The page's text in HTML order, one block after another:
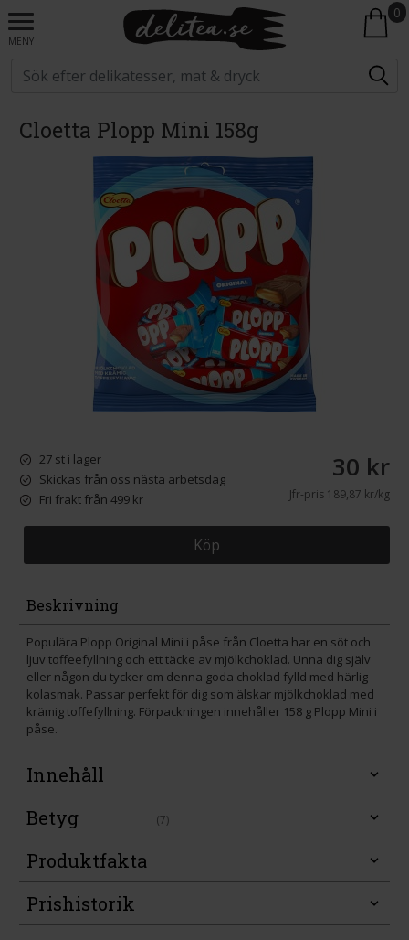
MENY
0
Cloetta Plopp Mini 158g
27 st i lager
Skickas från oss nästa arbetsdag
Fri frakt från 499 kr
30 kr
Jfr-pris189,87 kr/kg
Köp
Beskrivning
Populära Plopp Original Mini i påse från Cloetta har en söt och
ljuv toffeefyllning och ett täcke av mjölkchoklad. Unna dig själv
eller någon du tycker om denna goda choklad fylld med härlig
kolasmak. Passar perfekt för dig som älskar mjölkchoklad med
krämig toffefyllning. Förpackningen innehåller 158 g Plopp Mini i
påse.
Innehåll
Betyg
(7)
Produktfakta
Prishistorik